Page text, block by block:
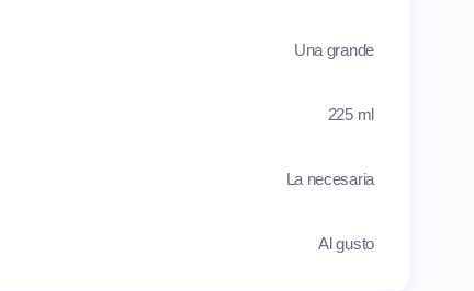
Una grande
225 ml
La necesaria
Al gusto